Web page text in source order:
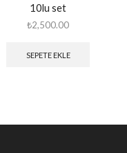
10lu set
₺2,500.00
SEPETE EKLE